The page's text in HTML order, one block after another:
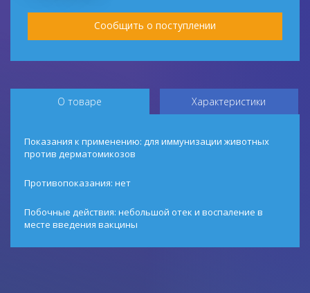
Сообщить о поступлении
О товаре Характеристики
Показания к применению: для иммунизации животных
против дерматомикозов
Противопоказания: нет
Побочные действия: небольшой отек и воспаление в
месте введения вакцины